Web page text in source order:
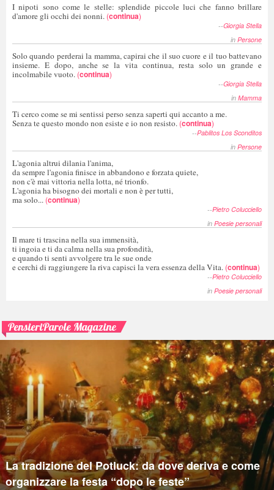
I nipoti sono come le stelle: splendide piccole luci che fanno brillare
d'amore gli occhi dei nonni. (continua)
--Giorgia Stella
in Persone
Solo quando perderai la mamma, capirai che il suo cuore e il tuo battevano
insieme. E dopo, anche se la vita continua, resta solo un grande e
incolmabile vuoto. (continua)
--Giorgia Stella
in Mamma
Ti cerco come se mi sentissi perso senza saperti qui accanto a me.
Senza te questo mondo non esiste e io non resisto. (continua)
--Pablitos Los Sconditos
in Persone
L'agonia altrui dilania l'anima,
da sempre l'agonia finisce in abbandono e forzata quiete,
non c'è mai vittoria nella lotta, né trionfo.
L'agonia ha bisogno dei mortali e non è per tutti,
ma solo... (continua)
--Pietro Colucciello
in Poesie personali
Il mare ti trascina nella sua immensità,
ti ingoia e ti da calma nella sua profondità,
e quando ti senti avvolgere tra le sue onde
e cerchi di raggiungere la riva capisci la vera essenza della Vita. (continua)
--Pietro Colucciello
in Poesie personali
PensieriParole Magazine
La tradizione del Potluck: da dove deriva e come
organizzare la festa “dopo le feste”